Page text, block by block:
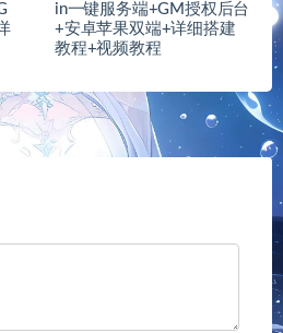
in一键服务端+GM授权后台
+安卓苹果双端+详细搭建
教程+视频教程